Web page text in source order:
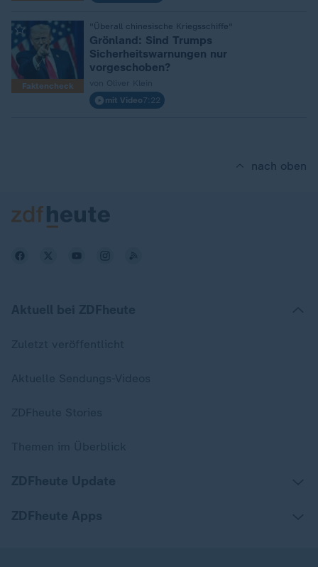
Faktencheck
"Überall chinesische Kriegsschiffe"
:
Grönland: Sind Trumps
Sicherheitswarnungen nur
vorgeschoben?
mit Video7:22
nach oben